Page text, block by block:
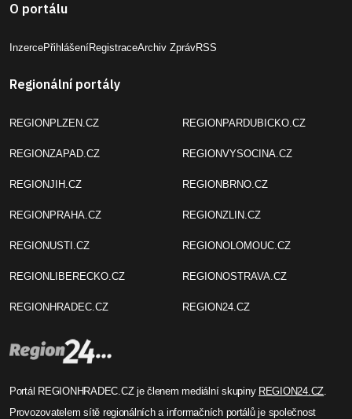
O portálu
InzercePřihlášeníRegistraceArchiv ZprávRSS
Regionální portály
REGIONPLZEN.CZ
REGIONZAPAD.CZ
REGIONJIH.CZ
REGIONPRAHA.CZ
REGIONUSTI.CZ
REGIONLIBERECKO.CZ
REGIONHRADEC.CZ
REGIONPARDUBICKO.CZ
REGIONVYSOCINA.CZ
REGIONBRNO.CZ
REGIONZLIN.CZ
REGIONOLOMOUC.CZ
REGIONOSTRAVA.CZ
REGION24.CZ
Portál REGIONHRADEC.CZ je členem mediální skupiny REGION24.CZ
Provozovatelem sítě regionálních a informačních portálů je společnost